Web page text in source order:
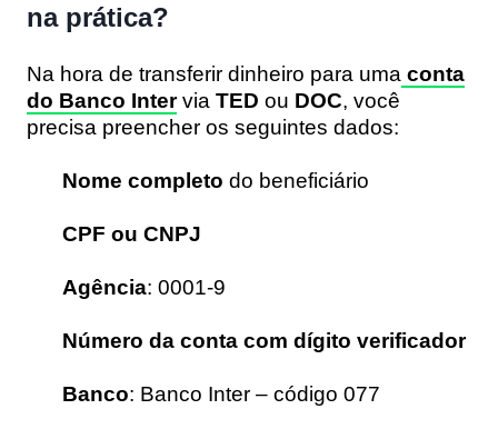
na prática?
Na hora de transferir dinheiro para uma conta
do Banco Intervia TED ou DOC, você
precisa preencher os seguintes dados:
Nome completo do beneficiário
CPF ou CNPJ
Agência: 0001-9
Número da conta com dígito verificador
Banco: Banco Inter – código 077